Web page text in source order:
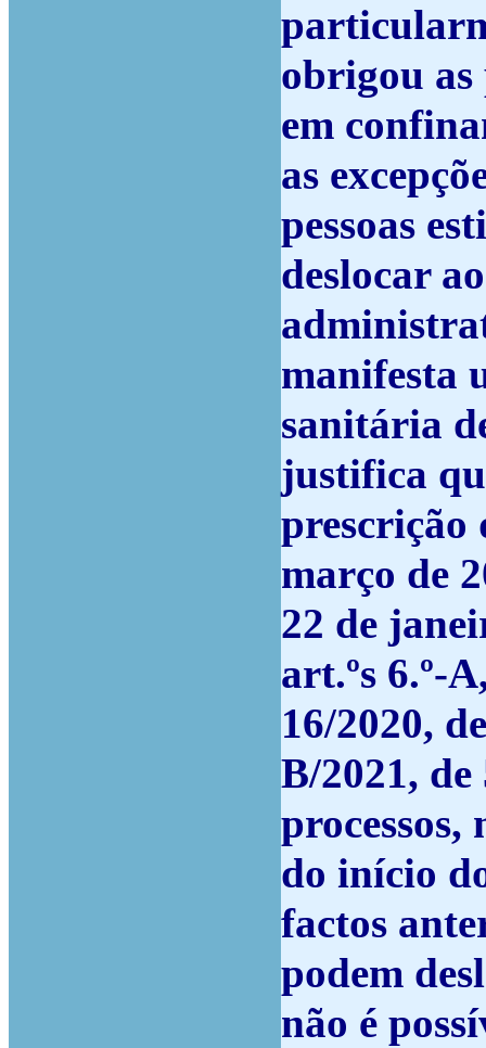
obrigou as
em
as
pessoas
deslocar
manifesta
sanitária
justifica
prescrição
março de
22 de
art.ºs 6.º-
16/2020,
B/2021,
processos,
do início
factos
podem
não é